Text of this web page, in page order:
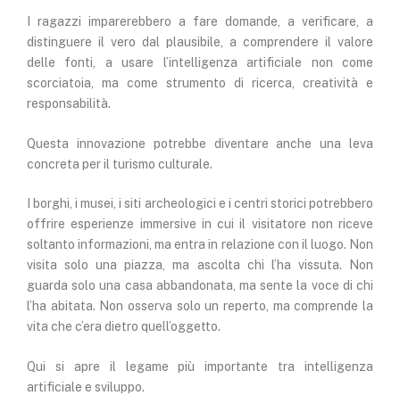
I ragazzi imparerebbero a fare domande, a verificare, a
distinguere il vero dal plausibile, a comprendere il valore
delle fonti, a usare l’intelligenza artificiale non come
scorciatoia, ma come strumento di ricerca, creatività e
responsabilità.
Questa innovazione potrebbe diventare anche una leva
concreta per il turismo culturale.
I borghi, i musei, i siti archeologici e i centri storici potrebbero
offrire esperienze immersive in cui il visitatore non riceve
soltanto informazioni, ma entra in relazione con il luogo. Non
visita solo una piazza, ma ascolta chi l’ha vissuta. Non
guarda solo una casa abbandonata, ma sente la voce di chi
l’ha abitata. Non osserva solo un reperto, ma comprende la
vita che c’era dietro quell’oggetto.
Qui si apre il legame più importante tra intelligenza
artificiale e sviluppo.